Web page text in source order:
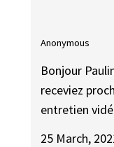
Anonymous
Bonjour
receviez
entretien
25 March,